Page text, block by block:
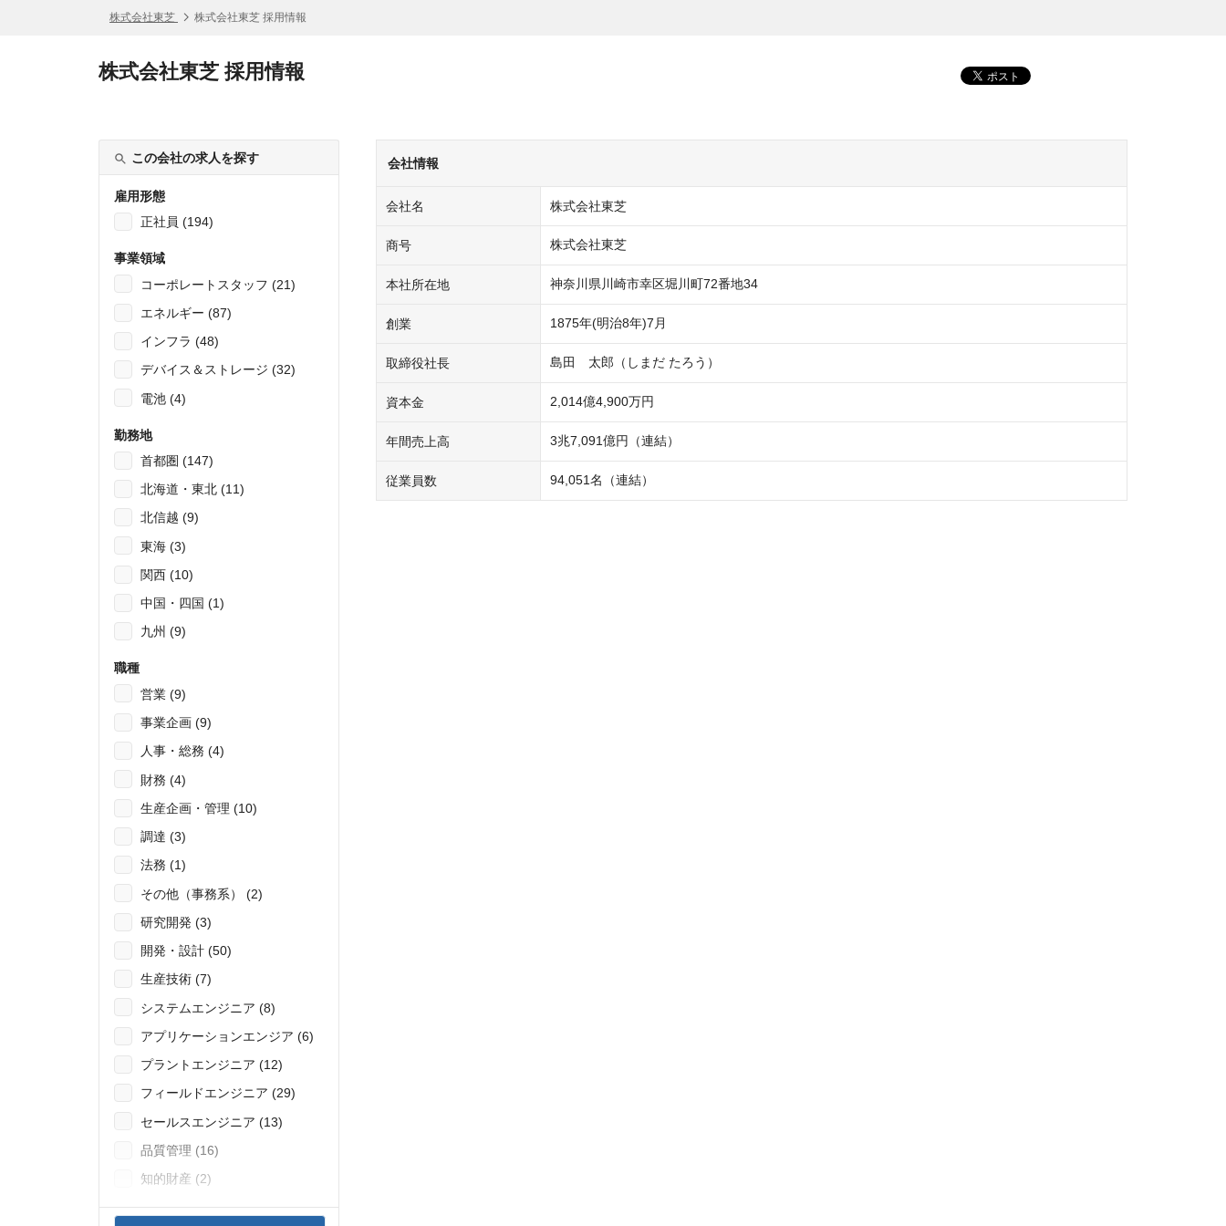
株式会社東芝 株式会社東芝 採用情報
株式会社東芝 採用情報
この会社の求人を探す
雇用形態
正社員 (194)
事業領域
コーポレートスタッフ (21)
エネルギー (87)
インフラ (48)
デバイス＆ストレージ (32)
電池 (4)
勤務地
首都圏 (147)
北海道・東北 (11)
北信越 (9)
東海 (3)
関西 (10)
中国・四国 (1)
九州 (9)
職種
営業 (9)
事業企画 (9)
人事・総務 (4)
財務 (4)
生産企画・管理 (10)
調達 (3)
法務 (1)
その他（事務系） (2)
研究開発 (3)
開発・設計 (50)
生産技術 (7)
システムエンジニア (8)
アプリケーションエンジア (6)
プラントエンジニア (12)
フィールドエンジニア (29)
セールスエンジニア (13)
品質管理 (16)
知的財産 (2)
会社情報
会社名 株式会社東芝
商号 株式会社東芝
本社所在地 神奈川県川崎市幸区堀川町72番地34
創業 1875年(明治8年)7月
取締役社長 島田　太郎（しまだ たろう）
資本金 2,014億4,900万円
年間売上高 3兆7,091億円（連結）
従業員数 94,051名（連結）